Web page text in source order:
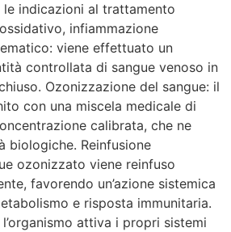
indicazioni al trattamento
infiammazione
viene effettuato un
controllata di sangue venoso in
Ozonizzazione del sangue: il
con una miscela medicale di
calibrata, che ne
biologiche. Reinfusione
ozonizzato viene reinfuso
favorendo un’azione sistemica
e risposta immunitaria.
attiva i propri sistemi